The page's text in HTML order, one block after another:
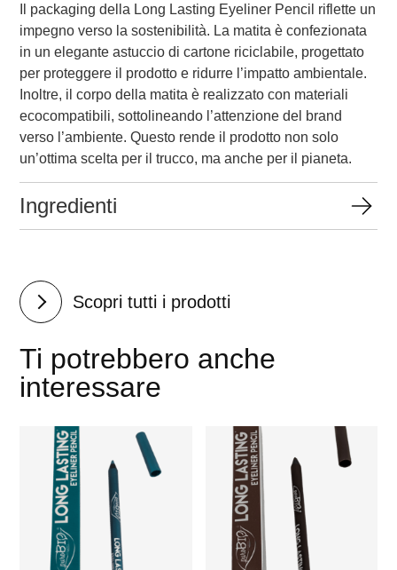
Il packaging della Long Lasting Eyeliner Pencil riflette un
impegno verso la sostenibilità. La matita è confezionata
in un elegante astuccio di cartone riciclabile, progettato
per proteggere il prodotto e ridurre l’impatto ambientale.
Inoltre, il corpo della matita è realizzato con materiali
ecocompatibili, sottolineando l’attenzione del brand
verso l’ambiente. Questo rende il prodotto non solo
un’ottima scelta per il trucco, ma anche per il pianeta.
Ingredienti
Ti potrebbero anche
interessare
Scopri tutti i prodotti